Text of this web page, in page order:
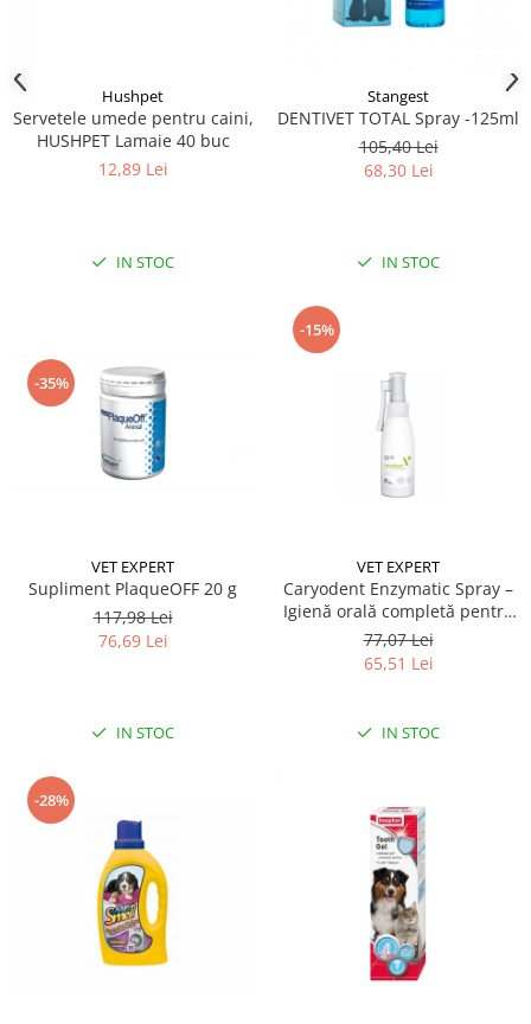
Hushpet
Servetele umede pentru caini,
HUSHPET Lamaie 40 buc
12,89 Lei
IN STOC
Stangest
DENTIVET TOTAL Spray -125ml
105,40 Lei
68,30 Lei
IN STOC
-35%
VET EXPERT
Supliment PlaqueOFF 20 g
117,98 Lei
76,69 Lei
IN STOC
-15%
VET EXPERT
Caryodent Enzymatic Spray –
Igienă orală completă pentru
câini și pisici, 75g
77,07 Lei
65,51 Lei
IN STOC
-28%